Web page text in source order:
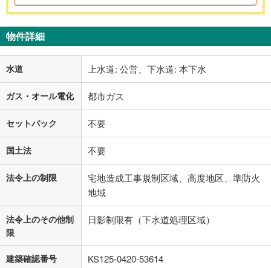
物件詳細
水道 上水道: 公営、下水道: 本下水
ガス・オール電化 都市ガス
セットバック 不要
国土法 不要
法令上の制限
宅地造成工事規制区域、高度地区、準防火
地域
法令上のその他制
限
日影制限有（下水道処理区域）
建築確認番号 KS125-0420-53614